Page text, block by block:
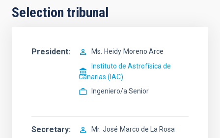
Selection tribunal
President Ms. Heidy Moreno Arce
Instituto de Astrofísica de
Canarias (IAC)
Ingeniero/a Senior
Secretary Mr. José Marco de La Rosa